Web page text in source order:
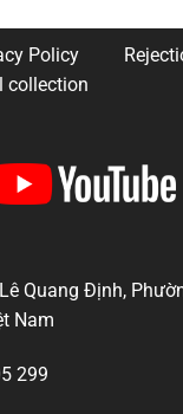
Policy
collection
Quang Định,
Nam
299